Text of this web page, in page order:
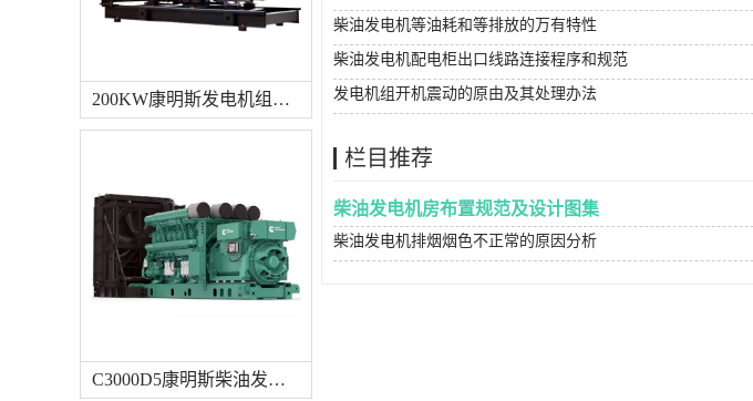
柴油发电机等油耗和等排放的万有特性
柴油发电机配电柜出口线路连接程序和规范
发电机组开机震动的原由及其处理办法
栏目推荐
柴油发电机房布置规范及设计图集
柴油发电机排烟烟色不正常的原因分析
200KW康明斯发电机组（国三排放）
C3000D5康明斯柴油发电机组